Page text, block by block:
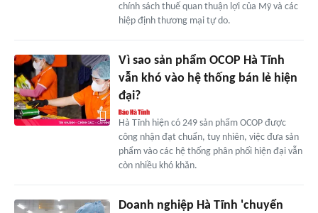
chính sách thuế quan thuận lợi của Mỹ và các
hiệp định thương mại tự do.
Vì sao sản phẩm OCOP Hà Tĩnh
vẫn khó vào hệ thống bán lẻ hiện
đại?
Hà Tĩnh hiện có 249 sản phẩm OCOP được
công nhận đạt chuẩn, tuy nhiên, việc đưa sản
phẩm vào các hệ thống phân phối hiện đại vẫn
còn nhiều khó khăn.
Doanh nghiệp Hà Tĩnh 'chuyển